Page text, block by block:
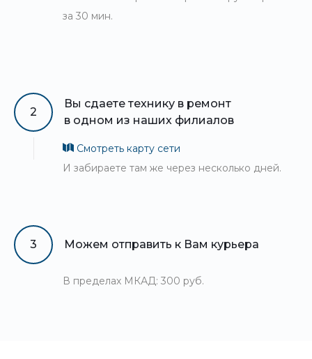
за 30 мин.
2
Вы сдаете технику в ремонт
в одном из наших филиалов
Смотреть карту сети
И забираете там же через несколько дней.
3 Можем отправить к Вам курьера
В пределах МКАД: 300 руб.